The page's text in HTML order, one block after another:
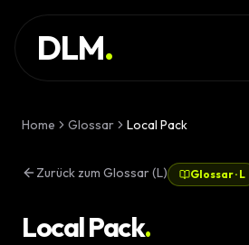
Skip to main content
DLM.
WISSEN
Home Glossar Local Pack
Zurück zum Glossar (L) Glossar· L
Local Pack.